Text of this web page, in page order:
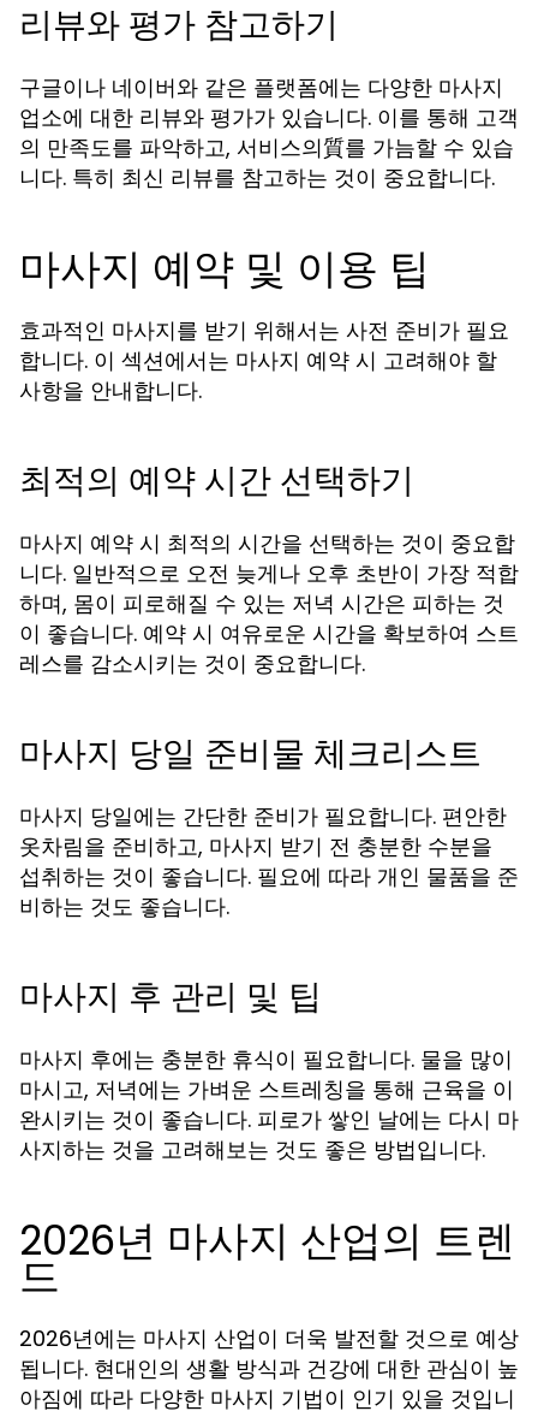
리뷰와 평가 참고하기
구글이나 네이버와 같은 플랫폼에는 다양한 마사지
업소에 대한 리뷰와 평가가 있습니다. 이를 통해 고객
의 만족도를 파악하고, 서비스의質를 가늠할 수 있습
니다. 특히 최신 리뷰를 참고하는 것이 중요합니다.
마사지 예약 및 이용 팁
효과적인 마사지를 받기 위해서는 사전 준비가 필요
합니다. 이 섹션에서는 마사지 예약 시 고려해야 할
사항을 안내합니다.
최적의 예약 시간 선택하기
마사지 예약 시 최적의 시간을 선택하는 것이 중요합
니다. 일반적으로 오전 늦게나 오후 초반이 가장 적합
하며, 몸이 피로해질 수 있는 저녁 시간은 피하는 것
이 좋습니다. 예약 시 여유로운 시간을 확보하여 스트
레스를 감소시키는 것이 중요합니다.
마사지 당일 준비물 체크리스트
마사지 당일에는 간단한 준비가 필요합니다. 편안한
옷차림을 준비하고, 마사지 받기 전 충분한 수분을
섭취하는 것이 좋습니다. 필요에 따라 개인 물품을 준
비하는 것도 좋습니다.
마사지 후 관리 및 팁
마사지 후에는 충분한 휴식이 필요합니다. 물을 많이
마시고, 저녁에는 가벼운 스트레칭을 통해 근육을 이
완시키는 것이 좋습니다. 피로가 쌓인 날에는 다시 마
사지하는 것을 고려해보는 것도 좋은 방법입니다.
2026년 마사지 산업의 트렌
드
2026년에는 마사지 산업이 더욱 발전할 것으로 예상
됩니다. 현대인의 생활 방식과 건강에 대한 관심이 높
아짐에 따라 다양한 마사지 기법이 인기 있을 것입니